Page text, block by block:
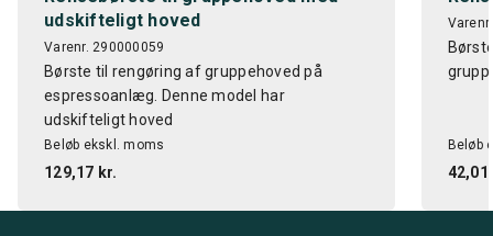
udskifteligt hoved
Varenr. 290000059
Børste til rengøring af gruppehoved på
espressoanlæg. Denne model har
udskifteligt hoved
Beløb ekskl. moms
129,17 kr.
Beløb
42,01